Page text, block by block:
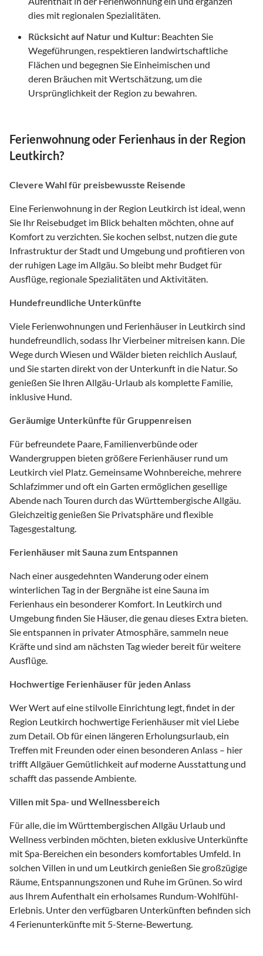
dies mit regionalen Spezialitäten.
Rücksicht auf Natur und Kultur: Beachten Sie
Wegeführungen, respektieren landwirtschaftliche
Flächen und begegnen Sie Einheimischen und
deren Bräuchen mit Wertschätzung, um die
Ursprünglichkeit der Region zu bewahren.
Ferienwohnung oder Ferienhaus in der Region
Leutkirch?
Clevere Wahl für preisbewusste Reisende
Eine Ferienwohnung in der Region Leutkirch ist ideal, wenn
Sie Ihr Reisebudget im Blick behalten möchten, ohne auf
Komfort zu verzichten. Sie kochen selbst, nutzen die gute
Infrastruktur der Stadt und Umgebung und profitieren von
der ruhigen Lage im Allgäu. So bleibt mehr Budget für
Ausflüge, regionale Spezialitäten und Aktivitäten.
Hundefreundliche Unterkünfte
Viele Ferienwohnungen und Ferienhäuser in Leutkirch sind
hundefreundlich, sodass Ihr Vierbeiner mitreisen kann. Die
Wege durch Wiesen und Wälder bieten reichlich Auslauf,
und Sie starten direkt von der Unterkunft in die Natur. So
genießen Sie Ihren Allgäu-Urlaub als komplette Familie,
inklusive Hund.
Geräumige Unterkünfte für Gruppenreisen
Für befreundete Paare, Familienverbünde oder
Wandergruppen bieten größere Ferienhäuser rund um
Leutkirch viel Platz. Gemeinsame Wohnbereiche, mehrere
Schlafzimmer und oft ein Garten ermöglichen gesellige
Abende nach Touren durch das Württembergische Allgäu.
Gleichzeitig genießen Sie Privatsphäre und flexible
Tagesgestaltung.
Ferienhäuser mit Sauna zum Entspannen
Nach einer ausgedehnten Wanderung oder einem
winterlichen Tag in der Bergnähe ist eine Sauna im
Ferienhaus ein besonderer Komfort. In Leutkirch und
Umgebung finden Sie Häuser, die genau dieses Extra bieten.
Sie entspannen in privater Atmosphäre, sammeln neue
Kräfte und sind am nächsten Tag wieder bereit für weitere
Ausflüge.
Hochwertige Ferienhäuser für jeden Anlass
Wer Wert auf eine stilvolle Einrichtung legt, findet in der
Region Leutkirch hochwertige Ferienhäuser mit viel Liebe
zum Detail. Ob für einen längeren Erholungsurlaub, ein
Treffen mit Freunden oder einen besonderen Anlass – hier
trifft Allgäuer Gemütlichkeit auf moderne Ausstattung und
schafft das passende Ambiente.
Villen mit Spa- und Wellnessbereich
Für alle, die im Württembergischen Allgäu Urlaub und
Wellness verbinden möchten, bieten exklusive Unterkünfte
mit Spa-Bereichen ein besonders komfortables Umfeld. In
solchen Villen in und um Leutkirch genießen Sie großzügige
Räume, Entspannungszonen und Ruhe im Grünen. So wird
aus Ihrem Aufenthalt ein erholsames Rundum-Wohlfühl-
Erlebnis. Unter den verfügbaren Unterkünften befinden sich
4 Ferienunterkünfte mit 5-Sterne-Bewertung.